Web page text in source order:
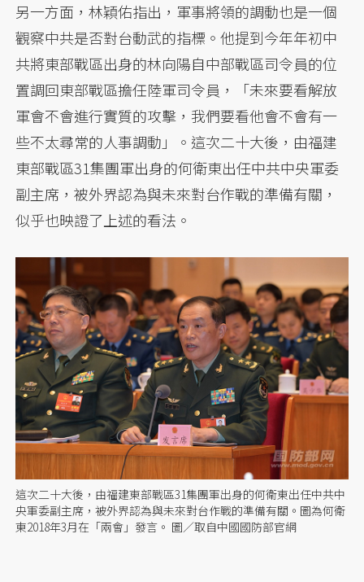
另一方面，林穎佑指出，軍事將領的調動也是一個
觀察中共是否對台動武的指標。他提到今年年初中
共將東部戰區出身的林向陽自中部戰區司令員的位
置調回東部戰區擔任陸軍司令員，「未來要看解放
軍會不會進行實質的攻擊，我們要看他會不會有一
些不太尋常的人事調動」。這次二十大後，由福建
東部戰區31集團軍出身的何衛東出任中共中央軍委
副主席，被外界認為與未來對台作戰的準備有關，
似乎也映證了上述的看法。
這次二十大後，由福建東部戰區31集團軍出身的何衛東出任中共中
央軍委副主席，被外界認為與未來對台作戰的準備有關。圖為何衛
東2018年3月在「兩會」發言。 圖／取自中國國防部官網